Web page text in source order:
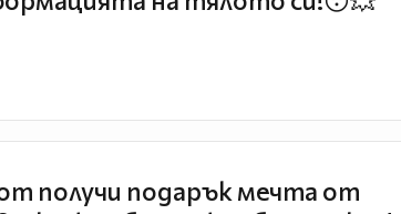
получи подарък мечта от